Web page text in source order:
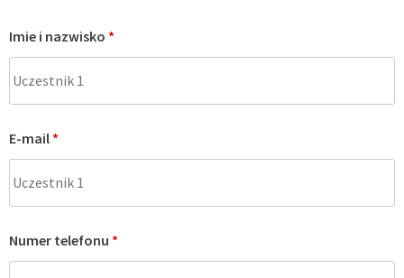
Imie i nazwisko *
E-mail *
Numer telefonu *